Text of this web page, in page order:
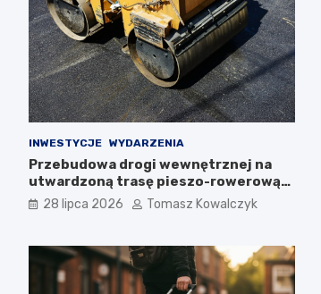
INWESTYCJE WYDARZENIA
Przebudowa drogi wewnętrznej na
utwardzoną trasę pieszo-rowerową
w Polanicy-Zdroju
28 lipca 2026 Tomasz Kowalczyk